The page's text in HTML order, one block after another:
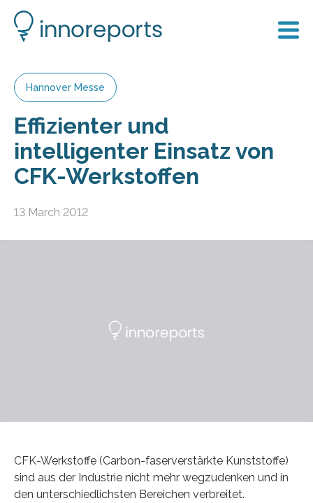
Hannover Messe
Effizienter und
intelligenter Einsatz von
CFK-Werkstoffen
13 March 2012
CFK-Werkstoffe (Carbon-faserverstärkte Kunststoffe)
sind aus der Industrie nicht mehr wegzudenken und in
den unterschiedlichsten Bereichen verbreitet.